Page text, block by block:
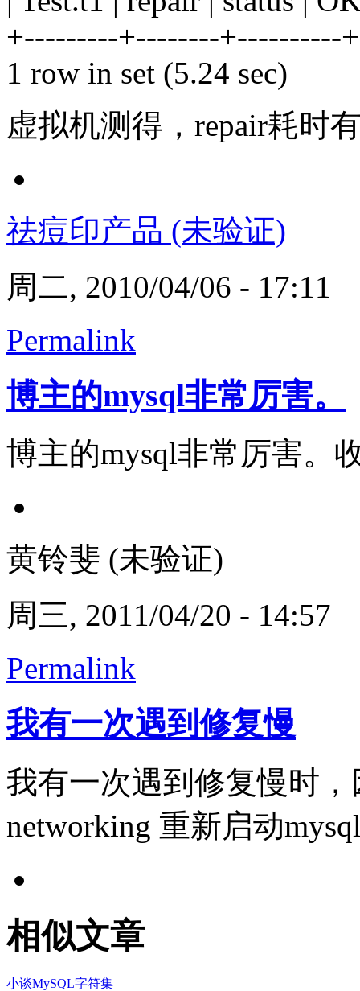
+---------+--------+----------
1 row in set (5.24 sec)
虚拟机测得，repair耗时
祛痘印产品 (未验证)
周二, 2010/04/06 - 17:11
Permalink
博主的mysql非常厉害。
博主的mysql非常厉害。
黄铃斐 (未验证)
周三, 2011/04/20 - 14:57
Permalink
我有一次遇到修复慢
我有一次遇到修复慢时
networking 重新启动
相似文章
小谈MySQL字符集